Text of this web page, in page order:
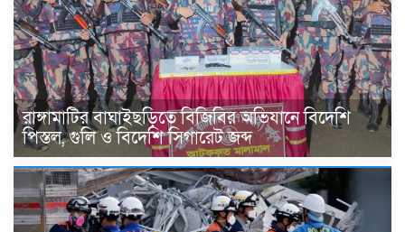
রাঙ্গামাটির বাঘাইছড়িতে বিজিবির অভিযানে বিদেশি
পিস্তল, গুলি ও বিদেশি সিগারেট জব্দ